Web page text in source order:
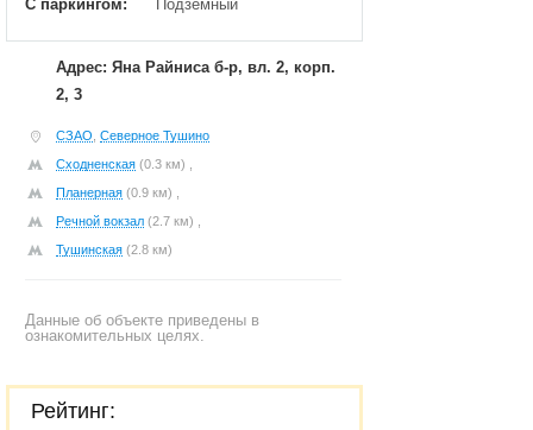
С паркингом: Подземный
Адрес: Яна Райниса б-р, вл. 2, корп.
2, 3
СЗАО Северное Тушино
Сходненская (0.3 км) ,
Планерная (0.9 км) ,
Речной вокзал (2.7 км) ,
Тушинская (2.8 км)
Данные об объекте приведены в
ознакомительных целях.
Рейтинг: